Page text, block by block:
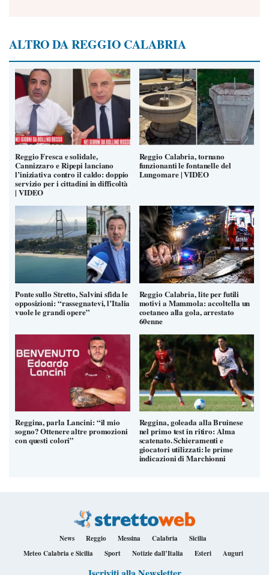
ALTRO DA REGGIO CALABRIA
Reggio Fresca e solidale,
Cannizzaro e Ripepi lanciano
l’iniziativa contro il caldo: doppio
servizio per i cittadini in difficoltà
| VIDEO
Reggio Calabria, tornano
funzionanti le fontanelle del
Lungomare | VIDEO
Ponte sullo Stretto, Salvini sfida le
opposizioni: “rassegnatevi, l’Italia
vuole le grandi opere”
Reggio Calabria, lite per futili
motivi a Mammola: accoltella un
coetaneo alla gola, arrestato
60enne
Reggina, parla Lancini: “il mio
sogno? Ottenere altre promozioni
con questi colori”
Reggina, goleada alla Bruinese
nel primo test in ritiro: Alma
scatenato. Schieramenti e
giocatori utilizzati: le prime
indicazioni di Marchionni
News Reggio Messina Calabria
Sicilia
Meteo Calabria e Sicilia
Sport Notizie dall’Italia Esteri Auguri